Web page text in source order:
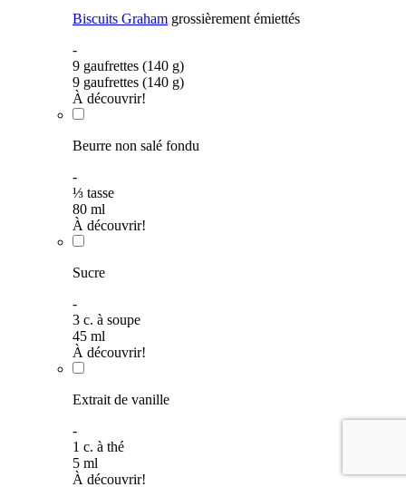
Biscuits Graham grossièrement émiettés
-
9 gaufrettes (140 g)
9 gaufrettes (140 g)
À découvrir!
Beurre non salé fondu
-
⅓ tasse
80 ml
À découvrir!
Sucre
-
3 c. à soupe
45 ml
À découvrir!
Extrait de vanille
-
1 c. à thé
5 ml
À découvrir!